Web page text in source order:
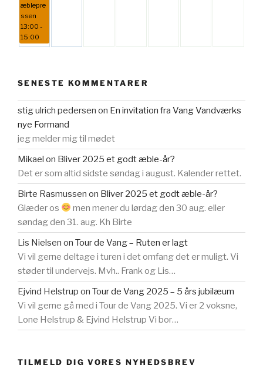
æblepre
ssen
13:00 -
15:00
SENESTE KOMMENTARER
stig ulrich pedersen on En invitation fra Vang Vandværks
nye Formand
jeg melder mig til mødet
Mikael on Bliver 2025 et godt æble-år?
Det er som altid sidste søndag i august. Kalender rettet.
Birte Rasmussen on Bliver 2025 et godt æble-år?
Glæder os
men mener du lørdag den 30 aug. eller
søndag den 31. aug. Kh Birte
Lis Nielsen on Tour de Vang – Ruten er lagt
Vi vil gerne deltage i turen i det omfang det er muligt. Vi
støder til undervejs. Mvh.. Frank og Lis…
Ejvind Helstrup on Tour de Vang 2025 – 5 års jubilæum
Vi vil gerne gå med i Tour de Vang 2025. Vi er 2 voksne,
Lone Helstrup & Ejvind Helstrup Vi bor…
TILMELD DIG VORES NYHEDSBREV